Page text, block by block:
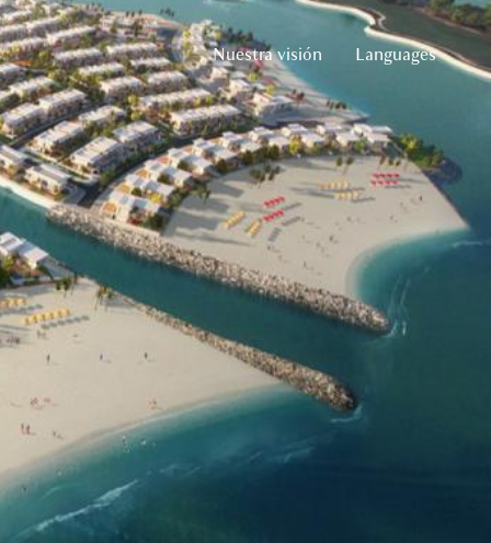
Nuestra visión
Languages
English
Arabic
Russian
German
French
Chinese